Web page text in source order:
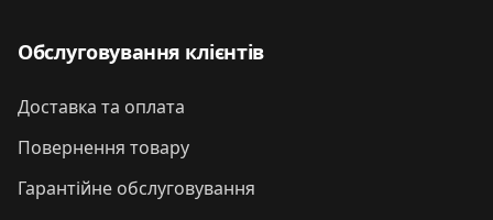
Обслуговування клієнтів
Доставка та оплата
Повернення товару
Гарантійне обслуговування